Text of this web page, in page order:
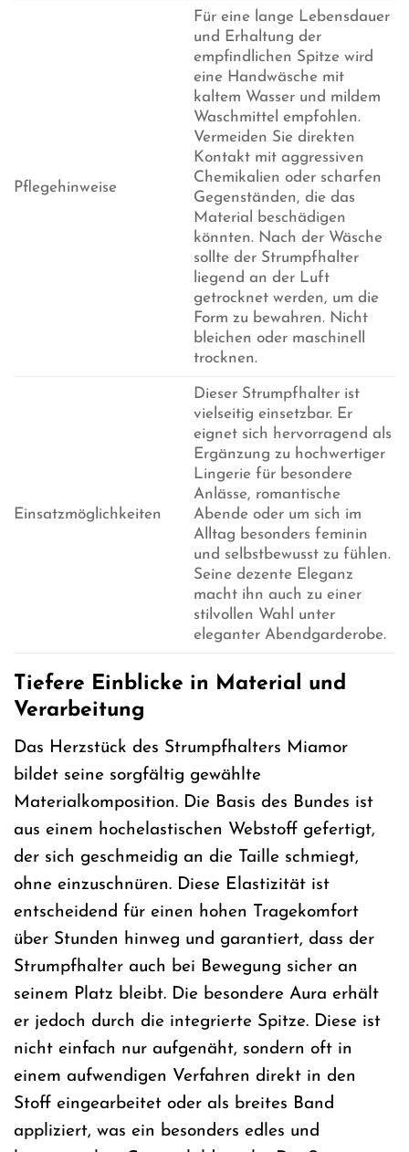
Pflegehinweise
Für eine lange Lebensdauer
und Erhaltung der
empfindlichen Spitze wird
eine Handwäsche mit
kaltem Wasser und mildem
Waschmittel empfohlen.
Vermeiden Sie direkten
Kontakt mit aggressiven
Chemikalien oder scharfen
Gegenständen, die das
Material beschädigen
könnten. Nach der Wäsche
sollte der Strumpfhalter
liegend an der Luft
getrocknet werden, um die
Form zu bewahren. Nicht
bleichen oder maschinell
trocknen.
Einsatzmöglichkeiten
Dieser Strumpfhalter ist
vielseitig einsetzbar. Er
eignet sich hervorragend als
Ergänzung zu hochwertiger
Lingerie für besondere
Anlässe, romantische
Abende oder um sich im
Alltag besonders feminin
und selbstbewusst zu fühlen.
Seine dezente Eleganz
macht ihn auch zu einer
stilvollen Wahl unter
eleganter Abendgarderobe.
Tiefere Einblicke in Material und
Verarbeitung
Das Herzstück des Strumpfhalters Miamor
bildet seine sorgfältig gewählte
Materialkomposition. Die Basis des Bundes ist
aus einem hochelastischen Webstoff gefertigt,
der sich geschmeidig an die Taille schmiegt,
ohne einzuschnüren. Diese Elastizität ist
entscheidend für einen hohen Tragekomfort
über Stunden hinweg und garantiert, dass der
Strumpfhalter auch bei Bewegung sicher an
seinem Platz bleibt. Die besondere Aura erhält
er jedoch durch die integrierte Spitze. Diese ist
nicht einfach nur aufgenäht, sondern oft in
einem aufwendigen Verfahren direkt in den
Stoff eingearbeitet oder als breites Band
appliziert, was ein besonders edles und